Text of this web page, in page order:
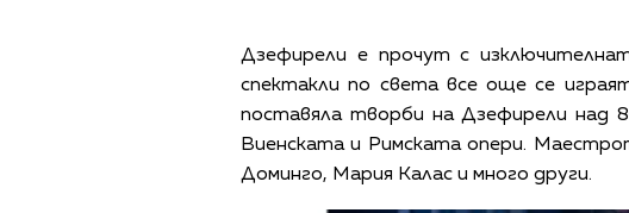
Дзефирели е прочут с
спектакли по света все още се
поставяла творби на Дзефирели над
Виенската и Римската опери.
Доминго, Мария Калас и много други.